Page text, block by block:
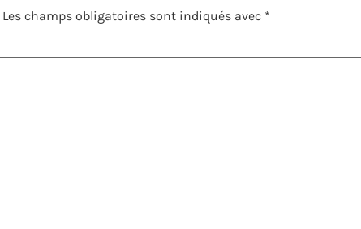
Les champs obligatoires sont indiqués avec *